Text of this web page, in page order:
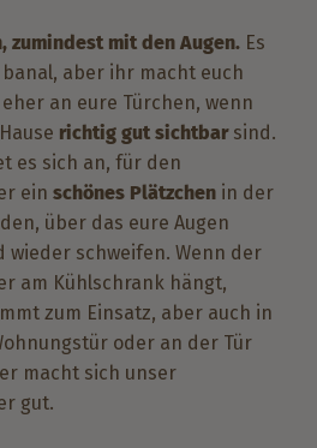
zumindest mit den Augen. Es
aber ihr macht euch
an eure Türchen, wenn
richtig gut sichtbarsind.
es sich an, für den
ein schönes Plätzchen in der
über das eure Augen
wieder schweifen. Wenn der
am Kühlschrank hängt,
zum Einsatz, aber auch in
oder an der Tür
macht sich unser
gut.